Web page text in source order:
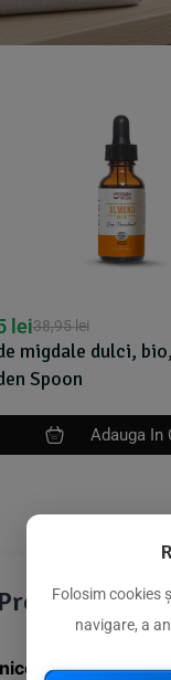
migdale dulci,
Spoon
38,95lei
lei
Adauga In
Folosim cookies
navigare, a